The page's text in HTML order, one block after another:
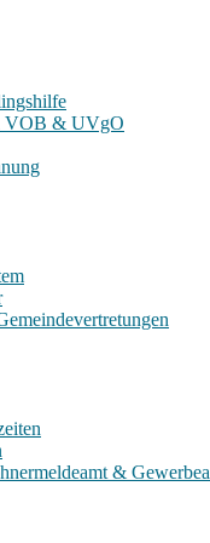
VOB & UVgO
&